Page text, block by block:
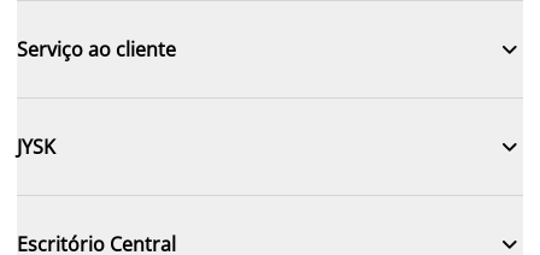
Serviço ao cliente 
JYSK 
Escritório Central 